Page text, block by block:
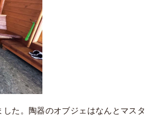
た。陶器のオブジェはなんとマスタ